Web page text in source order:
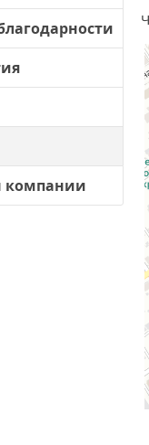
компании